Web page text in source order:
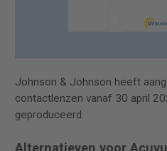
Johnson & Johnson heeft
contactlenzen vanaf 30 april
geproduceerd.
Alternatieven voor